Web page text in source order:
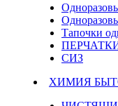
Тапочки
СИЗ
ХИМИЯ